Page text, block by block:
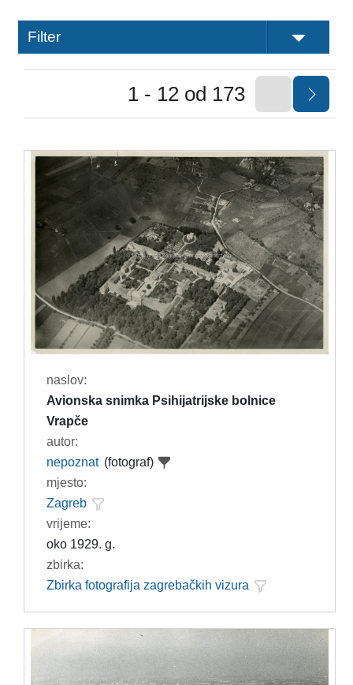
Filter
1 - 12 od 173
naslov:
Avionska snimka Psihijatrijske bolnice
Vrapče
autor:
nepoznat (fotograf)
mjesto:
Zagreb
vrijeme:
oko 1929. g.
zbirka:
Zbirka fotografija zagrebačkih vizura